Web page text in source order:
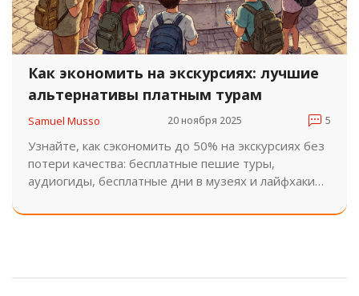
Как экономить на экскурсиях: лучшие
альтернативы платным турам
Samuel Musso 20 ноября 2025 5
Узнайте, как сэкономить до 50% на экскурсиях без
потери качества: бесплатные пешие туры,
аудиогиды, бесплатные дни в музеях и лайфхаки
работают в 2025 году.